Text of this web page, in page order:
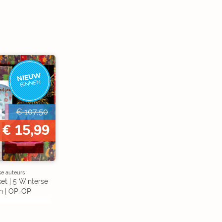
NIEUW
BINNEN
€ 107,50
€ 15,99
auteurs
| 5 Winterse
| OP=OP